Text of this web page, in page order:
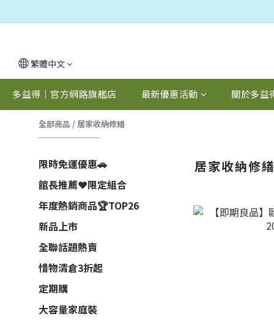
繁體中文
多益得｜官方網路旗艦店 最新優惠活動 關於多益
全部商品 / 居家收納修繕
限時免運優惠🚗
館長推薦❤️限定組合
年度熱銷商品🏆TOP26
新品上市
全聯話題熱賣
惜物清倉3折起
定期購
大容量家庭裝
居家收納修繕